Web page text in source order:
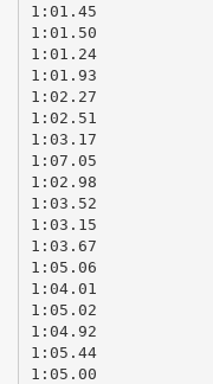
1:01.45
1:01.50
1:01.24
1:01.93
1:02.27
1:02.51
1:03.17
1:07.05
1:02.98
1:03.52
1:03.15
1:03.67
1:05.06
1:04.01
1:05.02
1:04.92
1:05.44
1:05.00